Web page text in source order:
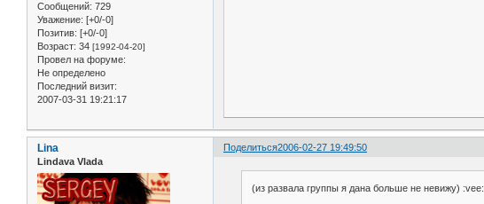
Сообщений: 729
Уважение: [+0/-0]
Позитив: [+0/-0]
Возраст: 34 [1992-04-20]
Провел на форуме:
Не определено
Последний визит:
2007-03-31 19:21:17
Поделиться2006-02-27 19:49:50
Lina
Lindava Vlada
(из развала группы я дана больше не невижу) :vee: